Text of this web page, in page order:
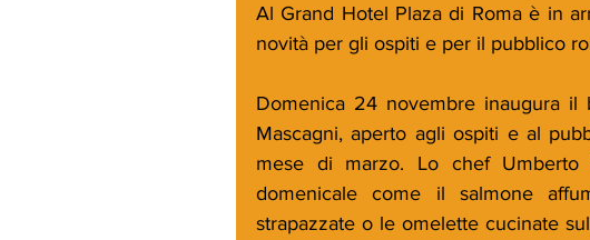
Al Grand Hotel Plaza di Roma è in
novità per gli ospiti e per il pubblico
Domenica 24 novembre inaugura il
Mascagni, aperto agli ospiti e al
mese di marzo. Lo chef
domenicale come il salmone
strapazzate o le omelette cucinate